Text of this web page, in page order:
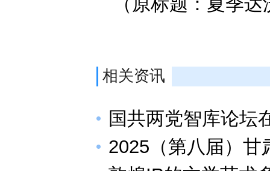
（原标题：夏季
相关资讯
国共两党智库论坛
2025（第八届）甘